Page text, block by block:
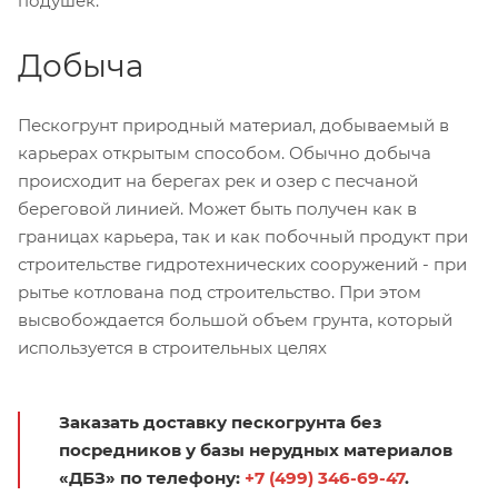
Добыча
Пескогрунт природный материал, добываемый в
карьерах открытым способом. Обычно добыча
происходит на берегах рек и озер с песчаной
береговой линией. Может быть получен как в
границах карьера, так и как побочный продукт при
строительстве гидротехнических сооружений - при
рытье котлована под строительство. При этом
высвобождается большой объем грунта, который
используется в строительных целях
Заказать доставку пескогрунта без
посредников у базы нерудных материалов
«ДБЗ» по телефону: +7 (499) 346-69-47.